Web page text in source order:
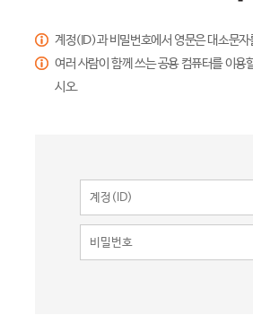
계정(ID)과 비밀번호에서 영문은 대소문
여러 사람이 함께 쓰는 공용 컴퓨터를 이
시오.